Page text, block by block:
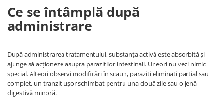
Ce se întâmplă după
administrare
După administrarea tratamentului, substanța activă este absorbită și
ajunge să acționeze asupra paraziților intestinali. Uneori nu vezi nimic
special. Alteori observi modificări în scaun, paraziți eliminați parțial sau
complet, un tranzit ușor schimbat pentru una-două zile sau o jenă
digestivă minoră.